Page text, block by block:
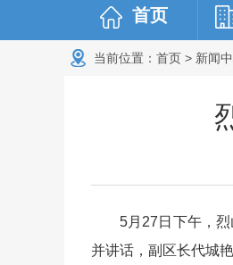
首页
当前位置： 首页 > 新闻
5月27日下午，
并讲话，副区长代城